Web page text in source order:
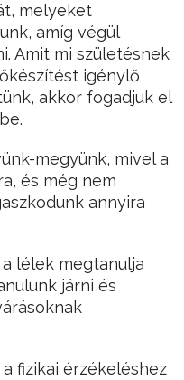
melyeket
amíg végül
Amit mi születésnek
igénylő
akkor fogadjuk el
megyünk, mivel a
és még nem
annyira
lélek megtanulja
járni és
fizikai érzékeléshez